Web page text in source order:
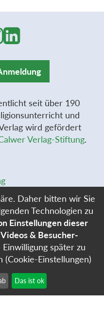
seit über 190
und
wird gefördert
Verlag-Stiftung.
Daher bitten wir Sie
Technologien zu
Einstellungen dieser
& Besucher-
später zu
Einstellungen)
Das ist ok